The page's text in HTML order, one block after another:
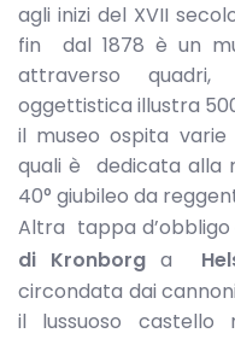
agli inizi del XVII
fin dal 1878 è un
attraverso
oggettistica illustra
il museo ospita
quali è dedicata alla
40° giubileo da
Altra tappa d’obbligo
di Kronborg a
circondata dai
il lussuoso castello